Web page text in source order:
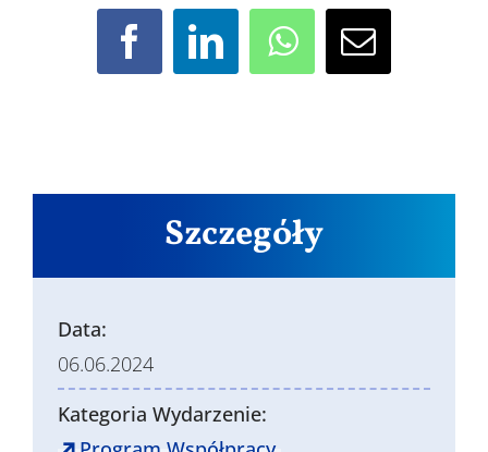
LinkedIn WhatsAppEmail
Szczegóły
Data:
06.06.2024
Kategoria Wydarzenie: